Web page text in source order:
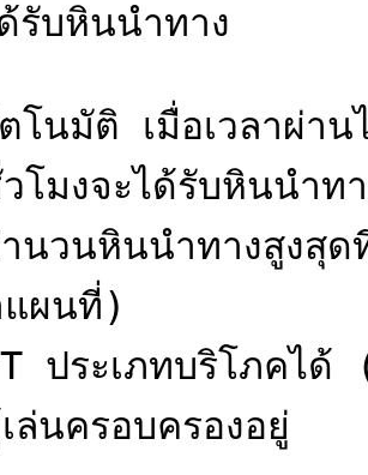
รับหินนำทาง
นมัติ เมื่อเวลาผ่า
โมงจะได้รับหินนำ
วนหินนำทางสูงสุด
ผนที่)
ประเภทบริโภคได้
ล่นครอบครองอยู่